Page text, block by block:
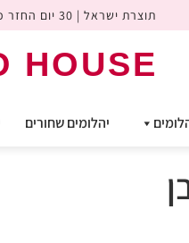
תוצרת ישראל | 30 יום החזר כספי | משלוח חינם
HOUSE
יהלומים שחורים